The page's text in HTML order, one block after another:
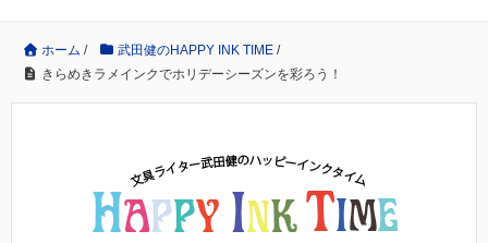
ホーム / 武田健のHAPPY INK TIME /
きらめきラメインクでホリデーシーズンを彩ろう！